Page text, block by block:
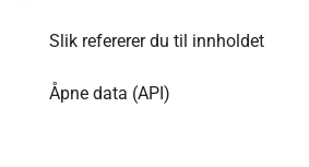
Slik refererer du til innholdet
Åpne data (API)